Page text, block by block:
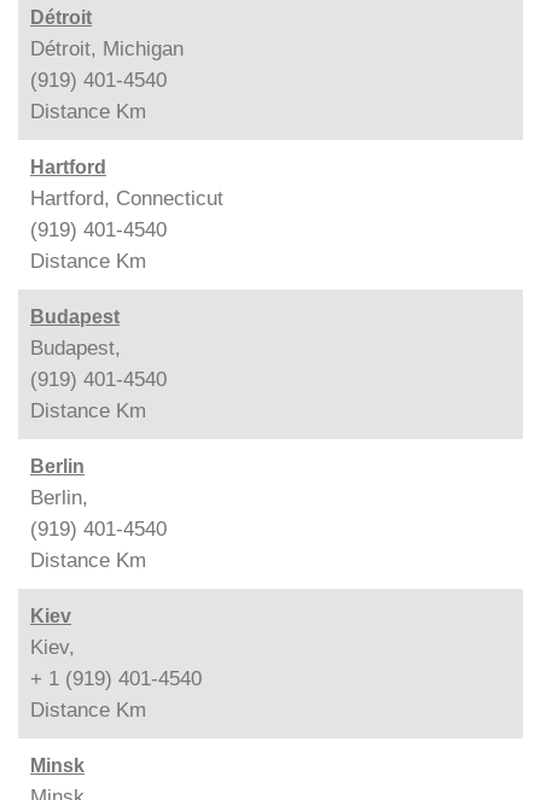
Détroit
Détroit, Michigan
(919) 401-4540
Distance Km
Hartford
Hartford, Connecticut
(919) 401-4540
Distance Km
Budapest
Budapest,
(919) 401-4540
Distance Km
Berlin
Berlin,
(919) 401-4540
Distance Km
Kiev
Kiev,
+ 1 (919) 401-4540
Distance Km
Minsk